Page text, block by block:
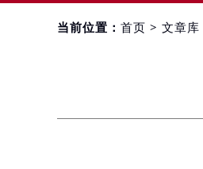
当前位置： 首页 > 文章库